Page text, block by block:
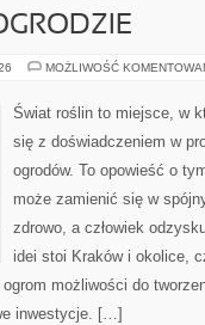
MOŻLIWOŚĆ
Świat roślin to miejsce, w
się z doświadczeniem w
ogrodów. To opowieść o
może zamienić się w
zdrowo, a człowiek
idei stoi Kraków i okolice,
możliwości do
inwestycje. […]